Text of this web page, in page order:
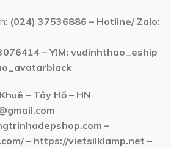
(024) 37536886 – Hotline/ Zalo:
– Y!M: vudinhthao_eship
– Tây Hồ – HN
–
– https://vietsilklamp.net –